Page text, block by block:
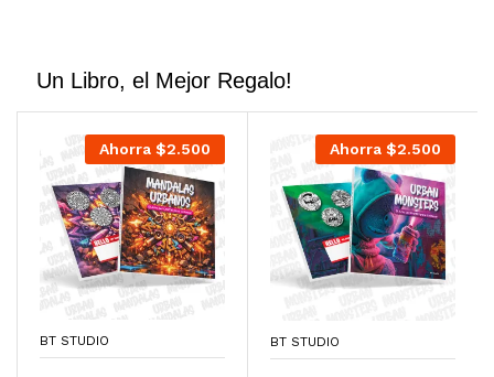
Un Libro, el Mejor Regalo!
Ahorra $2.500
BT STUDIO
Ahorra $2.500
BT STUDIO